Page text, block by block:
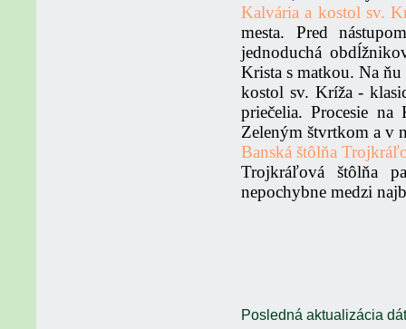
Kalvária a kostol sv.
mesta. Pred
jednoduchá
Krista s matkou. Na
kostol sv. Kríža -
priečelia. Procesie
Zeleným štvrtkom a v
Banská štôlňa
Trojkráľová štôlňa
nepochybne medzi
Posledná aktualizácia